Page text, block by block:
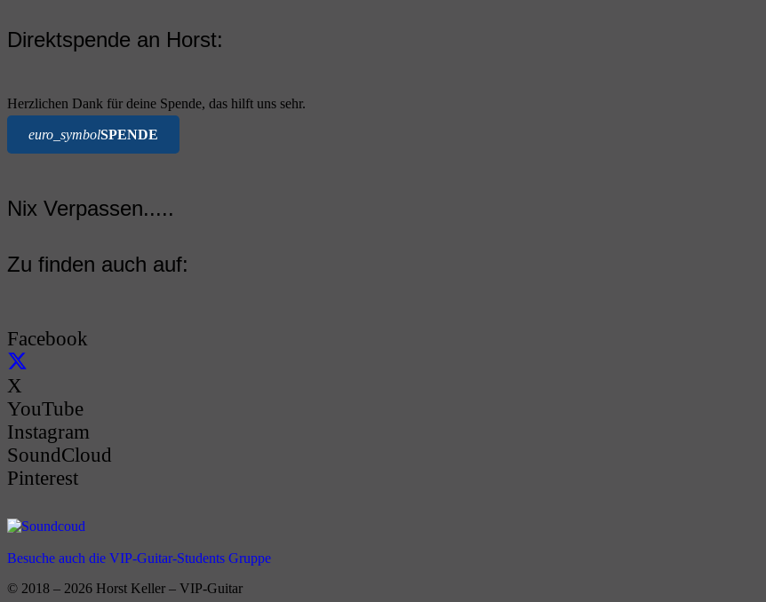
Direktspende an Horst:
Herzlichen Dank für deine Spende, das hilft uns sehr.
euro_symbolSPENDE
Nix Verpassen.....
Zu finden auch auf:
Facebook
X
YouTube
Instagram
SoundCloud
Pinterest
Besuche auch die VIP-Guitar-Students Gruppe
© 2018 – 2026 Horst Keller – VIP-Guitar